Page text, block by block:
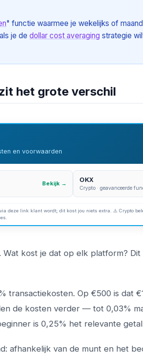
" functie waarmee je wekelijks of
je de dollar cost averaging strategie
het grote verschil
en voorwaarden
Bekijk → OKX
Crypto · geavanceerde
deze link klant wordt; dit kost jou niets extra. ⚠️ Crypto
kost je dat op elk platform?
transactiekosten. Op €500 is dat
de kosten verder — tot 0,03%
is 0,25% het relevante
afhankelijk van de munt en het